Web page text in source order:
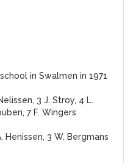
in Swalmen in 1971
3 J. Stroy, 4 L.
7 F. Wingers
Henissen, 3 W. Bergmans